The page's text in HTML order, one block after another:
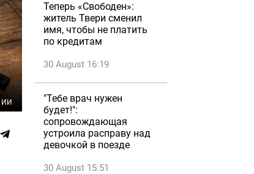
ИИ
Теперь «Свободен»:
житель Твери сменил
имя, чтобы не платить
по кредитам
30 August 16:19
"Тебе врач нужен
будет!":
сопровождающая
устроила расправу над
девочкой в поезде
30 August 15:51